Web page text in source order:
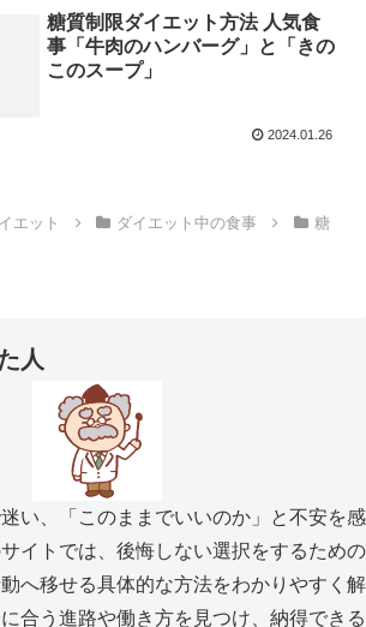
糖質制限ダイエット方法 人気食
事「牛肉のハンバーグ」と「きの
このスープ」
2024.01.26
エット ダイエット中の食事
糖
人
い、「このままでいいのか」と不安を感
イトでは、後悔しない選択をするための
へ移せる具体的な方法をわかりやすく解
合う進路や働き方を見つけ、納得できる